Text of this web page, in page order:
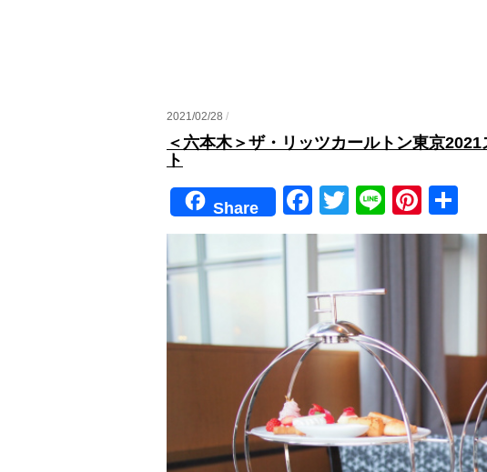
2021/02/28 /
＜六本木＞ザ・リッツカールトン東京
ト
Share
F
a
c
e
b
o
k
T
wi
tt
er
Li
n
Pi
nt
er
有